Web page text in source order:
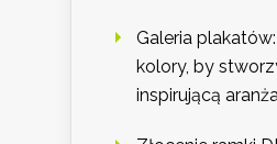
Galeria
kolory, by
inspirującą